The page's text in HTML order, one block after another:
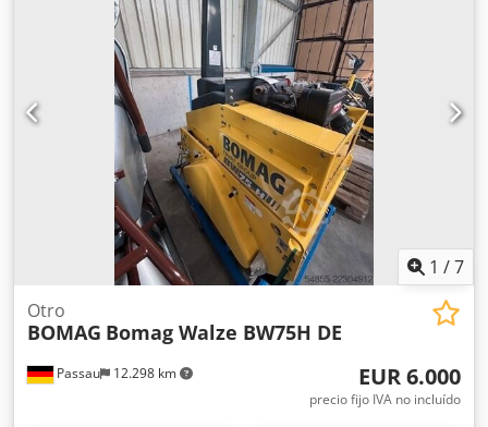
1 /7
Passau 12.298 km
Otro
BOMAG Bomag Walze BW75H DE
EUR 6.000
precio fijo IVA no incluído